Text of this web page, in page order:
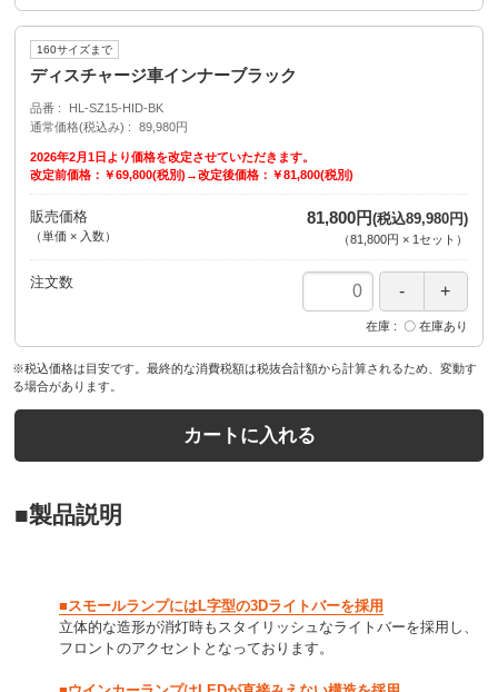
160サイズまで
ディスチャージ車インナーブラック
品番
HL-SZ15-HID-BK
通常価格(税込み)
89,980円
2026年2月1日より価格を改定させていただきます。
改定前価格：￥69,800(税別)→改定後価格：￥81,800(税別)
販売価格
（単価 × 入数）
81,800円(税込89,980円)
（81,800円 × 1セット ）
注文数
在庫 〇 在庫あり
※税込価格は目安です。最終的な消費税額は税抜合計額から計算されるため、変動す
る場合があります。
カートに入れる
■製品説明
■スモールランプにはL字型の3Dライトバーを採用
立体的な造形が消灯時もスタイリッシュなライトバーを採用し、
フロントのアクセントとなっております。